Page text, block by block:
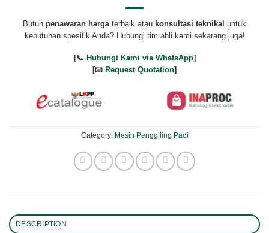
Butuh penawaran hargaterbaik atau konsultasi teknikal untuk
kebutuhan spesifik Anda? Hubungi tim ahli kami sekarang juga!
[📞 Hubungi Kami via WhatsApp]
[📧 Request Quotation]
Category: Mesin Penggiling Padi
DESCRIPTION